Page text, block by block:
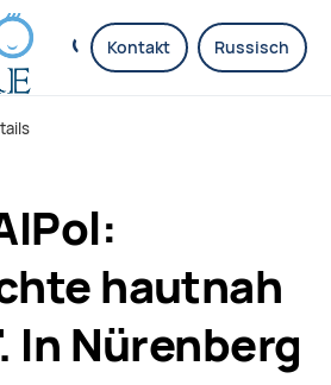
Kontakt Russisch
hautnah
In Nürenberg